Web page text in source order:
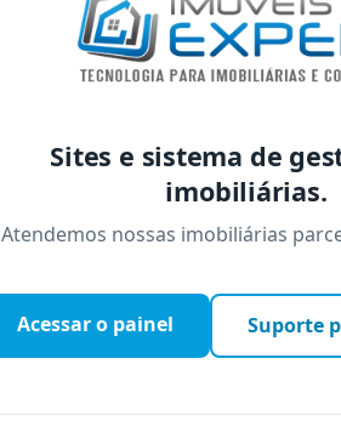
Sites e sistema de
imobiliárias.
Atendemos nossas imobiliárias
Acessar o painel Suporte